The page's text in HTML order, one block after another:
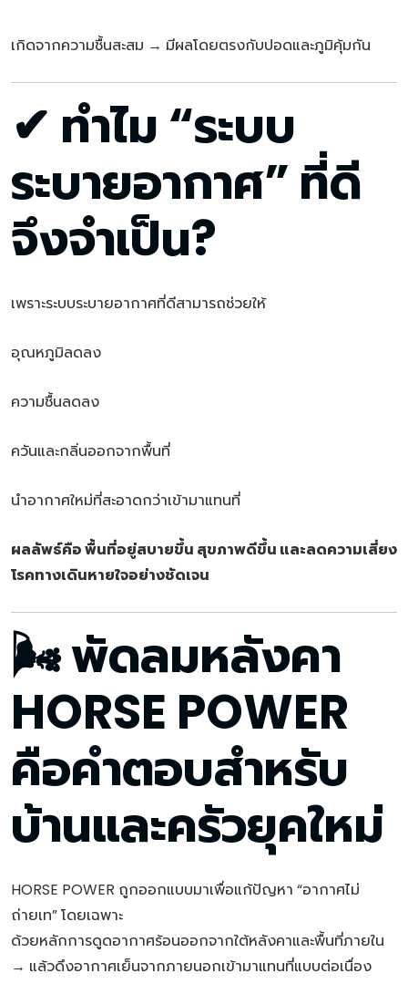
เกิดจากความชื้นสะสม → มีผลโดยตรงกับปอดและภูมิคุ้มกัน
✔ ทำไม “ระบบ
ระบายอากาศ” ที่ดี
จึงจำเป็น?
เพราะระบบระบายอากาศที่ดีสามารถช่วยให้
อุณหภูมิลดลง
ความชื้นลดลง
ควันและกลิ่นออกจากพื้นที่
นำอากาศใหม่ที่สะอาดกว่าเข้ามาแทนที่
ผลลัพธ์คือ พื้นที่อยู่สบายขึ้น สุขภาพดีขึ้น และลดความเสี่ยง
โรคทางเดินหายใจอย่างชัดเจน
🌬️ พัดลมหลังคา
HORSE POWER
คือคำตอบสำหรับ
บ้านและครัวยุคใหม่
HORSE POWER ถูกออกแบบมาเพื่อแก้ปัญหา “อากาศไม่
ถ่ายเท” โดยเฉพาะ
ด้วยหลักการดูดอากาศร้อนออกจากใต้หลังคาและพื้นที่ภายใน
→ แล้วดึงอากาศเย็นจากภายนอกเข้ามาแทนที่แบบต่อเนื่อง